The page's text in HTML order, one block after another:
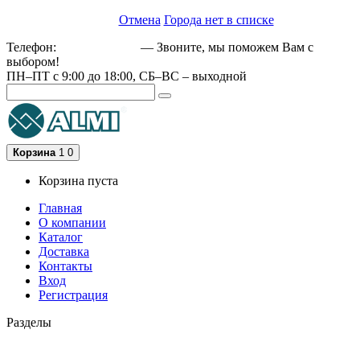
Отмена Города нет в списке
Телефон:
— Звоните, мы поможем Вам с
выбором!
ПН–ПТ с 9:00 до 18:00, СБ–ВС – выходной
Корзина 1 0
Корзина пуста
Главная
О компании
Каталог
Доставка
Контакты
Вход
Регистрация
Разделы